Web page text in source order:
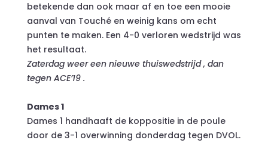
betekende dan ook maar af en toe een mooie
aanval van Touché en weinig kans om echt
punten te maken. Een 4-0 verloren wedstrijd was
het resultaat.
Zaterdag weer een nieuwe thuiswedstrijd , dan
tegen ACE’19 .
Dames 1
Dames 1 handhaaft de koppositie in de poule
door de 3-1 overwinning donderdag tegen DVOL.